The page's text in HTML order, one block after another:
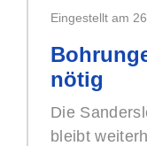
76 / 800 99-
Vielen Dank
Eingestellt am
nötig
Die
bleibt